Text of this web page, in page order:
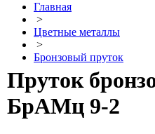
Главная
>
Цветные металлы
>
Бронзовый пруток
Пруток
БрАМц 9-2